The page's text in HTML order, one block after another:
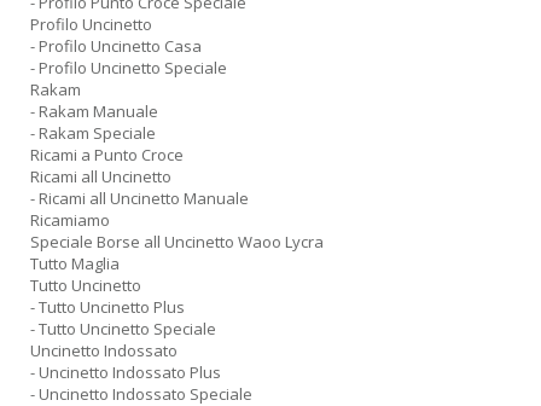
Profilo Uncinetto
- Profilo Uncinetto Casa
- Profilo Uncinetto Speciale
Rakam
- Rakam Manuale
- Rakam Speciale
Ricami a Punto Croce
Ricami all Uncinetto
- Ricami all Uncinetto Manuale
Ricamiamo
Speciale Borse all Uncinetto Waoo Lycra
Tutto Maglia
Tutto Uncinetto
- Tutto Uncinetto Plus
- Tutto Uncinetto Speciale
Uncinetto Indossato
- Uncinetto Indossato Plus
- Uncinetto Indossato Speciale